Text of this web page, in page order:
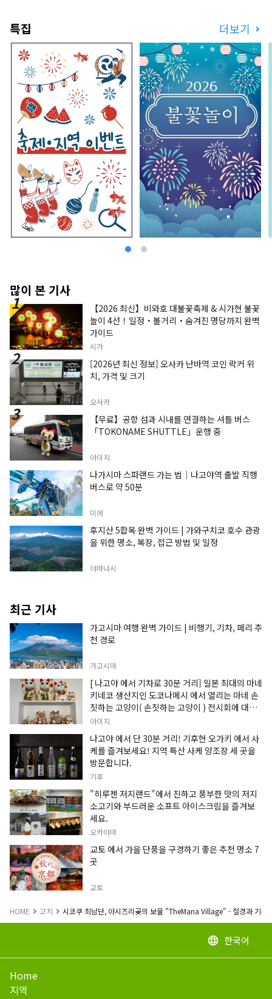
또는 이탈리아 요리를 선택하실 수 있습니
밤에는 만천의 별이 빛나는 하늘 아래 스타
워칭 투어를 개최하고 있습니다.
자전거나 킥보드의 렌탈도 하고 있으므로,
주변 관광에도 딱입니다. 직원이 운전하는
툭툭을 타고 나갈 수도 있습니다.
대자연의 절경과 풍부한 은혜를 살린 요리,
느긋한 시간을 즐길 수 있습니다.
특집 더보기
많이 본 기사
【2026 최신】비와호 대불꽃축제 & 시가현 불꽃
놀이 4선！일정・볼거리・숨겨진 명당까지 완벽
가이드
시가
[2026년 최신 정보] 오사카 난바역 코인 락커 위
치, 가격 및 크기
오사카
【무료】공항 섬과 시내를 연결하는 셔틀 버스
「TOKONAME SHUTTLE」운행 중
아이치
나가시마 스파랜드 가는 법｜나고야역 출발 직행
버스로 약 50분
미에
후지산 5합목 완벽 가이드 | 가와구치코 호수 관광
을 위한 명소, 복장, 접근 방법 및 일정
야마나시
최근 기사
가고시마 여행 완벽 가이드 | 비행기, 기차, 페리 추
천 경로
가고시마
[ 나고야 에서 기차로 30분 거리] 일본 최대의 마네
키네코 생산지인 도코나메시 에서 열리는 마네 손
짓하는 고양이( 손짓하는 고양이 ) 전시회에 대한
정보입니다.
아이치
나고야 에서 단 30분 거리! 기후현 오가키 에서 사
케를 즐겨보세요! 지역 특산 사케 양조장 세 곳을
방문합니다.
기후
"히루젠 저지랜드"에서 진하고 풍부한 맛의 저지
소고기와 부드러운 소프트 아이스크림을 즐겨보
세요.
오카야마
교토 에서 가을 단풍을 구경하기 좋은 추천 명소 7
곳
교토
HOME 고치 시코쿠 최남단, 아시즈리곶의 보물 "TheMana Village" - 절경과 기분
language 한국어
Home
지역